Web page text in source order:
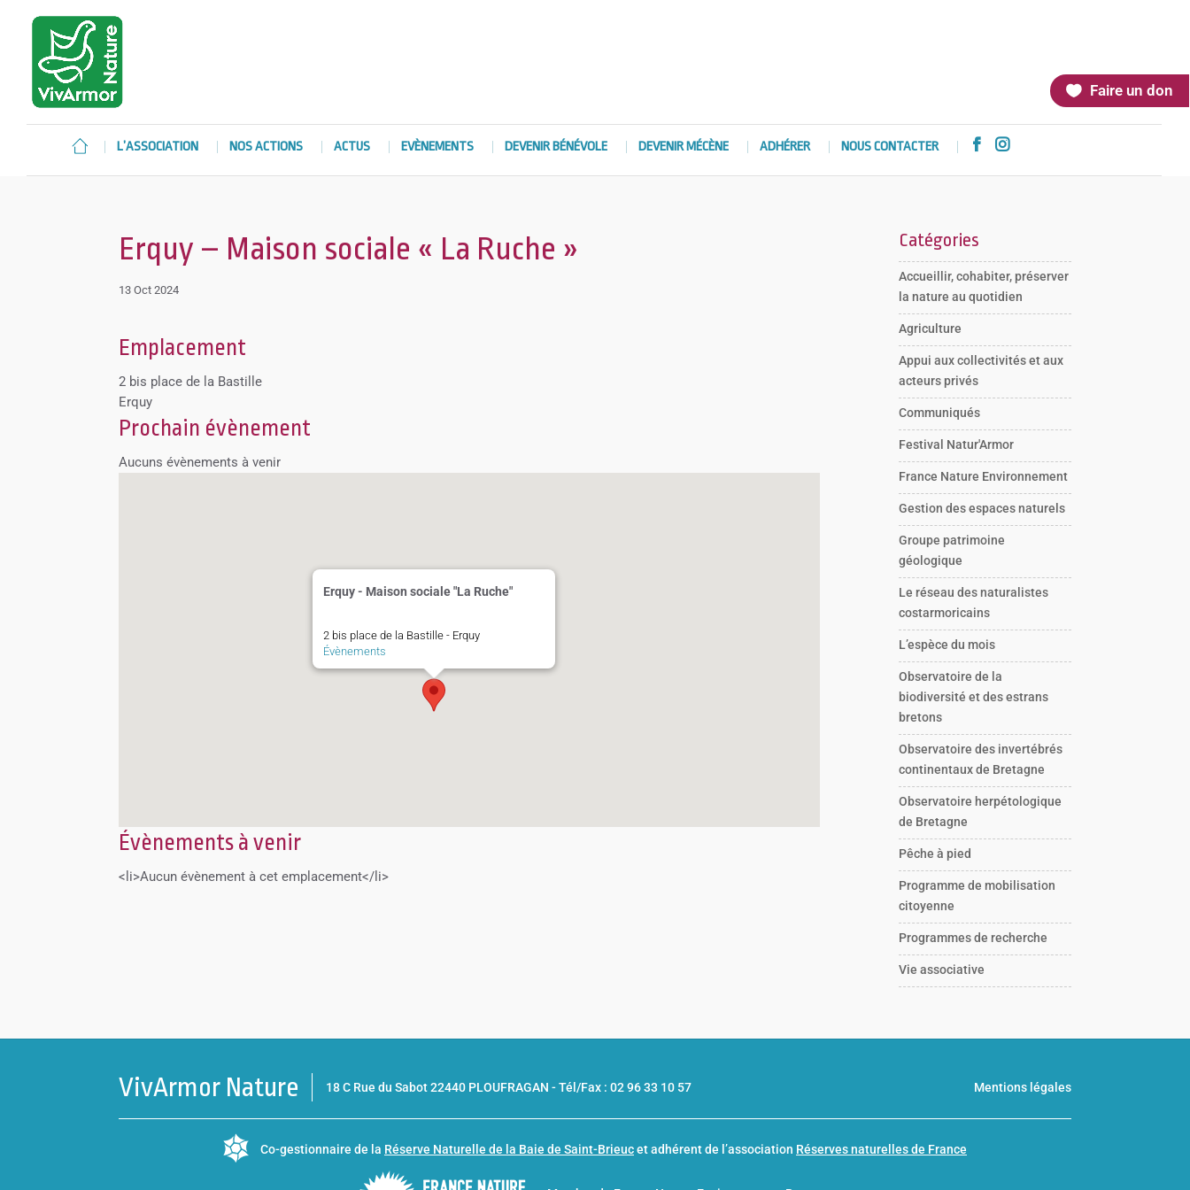
Faire un don
L’ASSOCIATION NOS ACTIONS ACTUS EVÈNEMENTS DEVENIR BÉNÉVOLE DEVENIR MÉCÈNE ADHÉRER NOUS CONTACTER  
Erquy – Maison sociale « La Ruche »
13 Oct 2024
Emplacement
2 bis place de la Bastille
Erquy
Prochain évènement
Aucuns évènements à venir
Erquy - Maison sociale "La Ruche"
2 bis place de la Bastille - Erquy
Évènements
Évènements à venir
<li>Aucun évènement à cet emplacement</li>
Catégories
Accueillir, cohabiter, préserver
la nature au quotidien
Agriculture
Appui aux collectivités et aux
acteurs privés
Communiqués
Festival Natur'Armor
France Nature Environnement
Gestion des espaces naturels
Groupe patrimoine
géologique
Le réseau des naturalistes
costarmoricains
L’espèce du mois
Observatoire de la
biodiversité et des estrans
bretons
Observatoire des invertébrés
continentaux de Bretagne
Observatoire herpétologique
de Bretagne
Pêche à pied
Programme de mobilisation
citoyenne
Programmes de recherche
Vie associative
VivArmor Nature 18 C Rue du Sabot 22440 PLOUFRAGAN -Tél/Fax : 02 96 33 10 57 Mentions légales
Co-gestionnaire de la Réserve Naturelle de la Baie de Saint-Brieucet adhérent de l’association Réserves naturelles de France